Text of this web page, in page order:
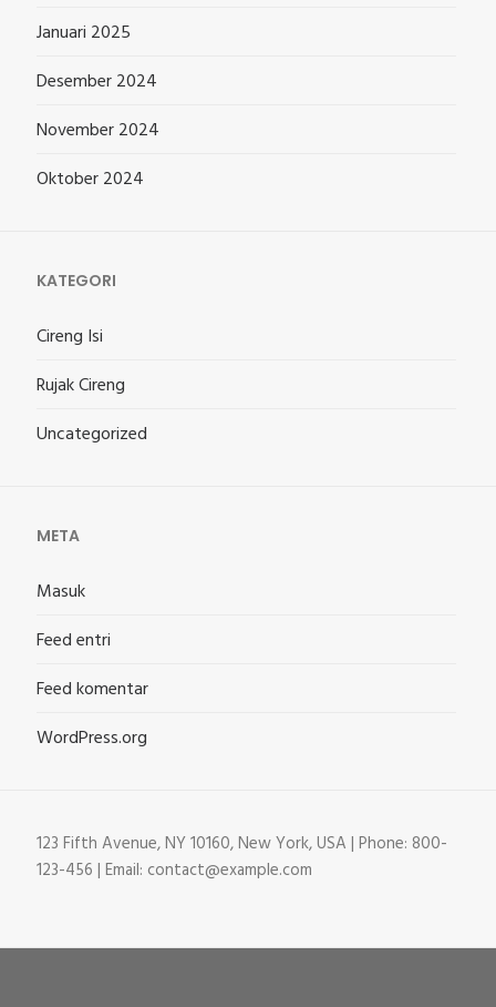
Januari 2025
Desember 2024
November 2024
Oktober 2024
KATEGORI
Cireng Isi
Rujak Cireng
Uncategorized
META
Masuk
Feed entri
Feed komentar
WordPress.org
123 Fifth Avenue, NY 10160, New York, USA | Phone: 800-
123-456 | Email: contact@example.com